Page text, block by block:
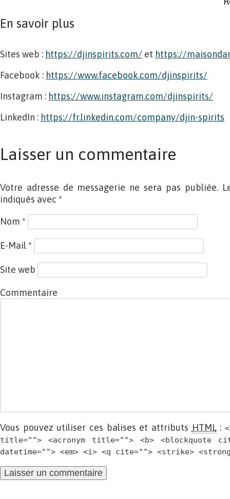
En savoir plus
Sites web : https://djinspirits.com/ et https://
Facebook : https://www.facebook.com/djinspirits/
Instagram : https://www.instagram.com/djinspirits/
LinkedIn : https://fr.linkedin.com/company/djin-spirits
Laisser un commentaire
Votre adresse de messagerie ne sera pas publiée.
indiqués avec *
Nom *
E-Mail *
Site web
Commentaire
Vous pouvez utiliser ces balises et attributs HTML:
title=""> <acronym title=""> <b> <blockquote
datetime=""> <em> <i> <q cite=""> <strike>